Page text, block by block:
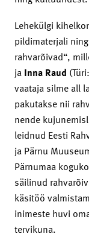
Lehekülgi
pildimaterjali
rahvarõivad“,
ja Inna Raud
vaataja silme all
pakutakse nii
nende
leidnud Eesti
ja Pärnu
Pärnumaa
säilinud
käsitöö
inimeste huvi
tervikuna.